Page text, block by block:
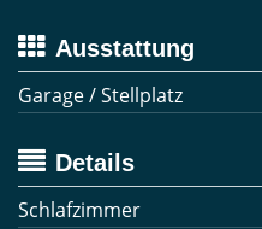
Ausstattung
Garage / Stellplatz
Details
Schlafzimmer